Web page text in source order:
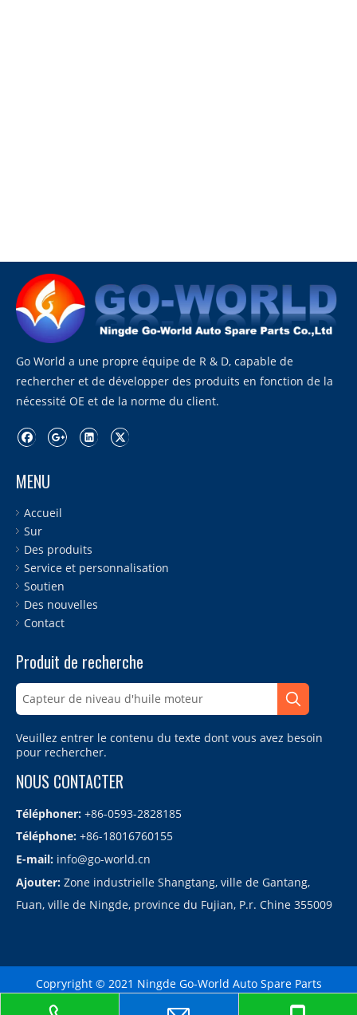
Go World a une propre équipe de R & D, capable de
rechercher et de développer des produits en fonction de la
nécessité OE et de la norme du client.
MENU
Accueil
Sur
Des produits
Service et personnalisation
Soutien
Des nouvelles
Contact
Produit de recherche
Veuillez entrer le contenu du texte dont vous avez besoin
pour rechercher.
NOUS CONTACTER
Téléphoner: +86-0593-2828185
Téléphone: +86-18016760155
E-mail: info@go-world.cn
Ajouter: Zone industrielle Shangtang, ville de Gantang,
Fuan, ville de Ningde, province du Fujian, P.r. Chine 355009
Copryright © 2021 Ningde Go-World Auto Spare Parts
Co.,LTD.备案号：
| Technology